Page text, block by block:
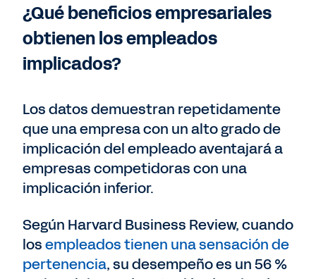
¿Qué beneficios empresariales
obtienen los empleados
implicados?
Los datos demuestran repetidamente
que una empresa con un alto grado de
implicación del empleado aventajará a
empresas competidoras con una
implicación inferior.
Según Harvard Business Review, cuando
losempleados tienen una sensación de
pertenencia, su desempeño es un 56 %